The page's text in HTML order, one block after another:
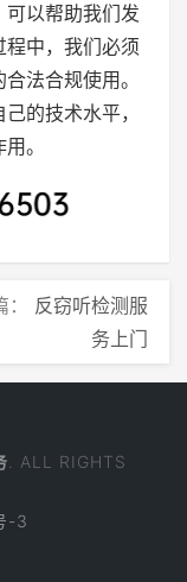
以帮助我们发
中，我们必须
法合规使用。
的技术水平，
。
： 反窃听检测服
务上门
. ALL RIGHTS
-3